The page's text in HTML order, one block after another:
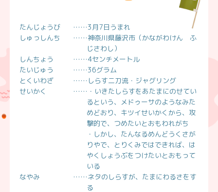
たんじょうび
……3月7日うまれ
しゅっしんち
……神奈川県藤沢市（かながわけん ふ
じさわし）
しんちょう
……4センチメートル
たいじゅう
……36グラム
とくいわざ
……しらす二刀流・ジャグリング
せいかく
……・いきたしらすをあたまにのせてい
るという、メドゥーサのようなみた
めどおり、キツイせいかくから、攻
撃的で、つめたいとおもわれがち
・しかし、たんなるめんどうくさが
りやで、とりくみではできれば、は
やくしょうぶをつけたいとおもって
いる
なやみ
……ネタのしらすが、たまにわるさをす
る